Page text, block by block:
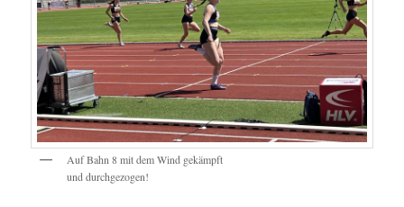
Auf Bahn 8 mit dem Wind gekämpft
und durchgezogen!